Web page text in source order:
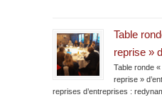
Table
reprise »
Table ronde
reprise »
reprises d’entreprises :